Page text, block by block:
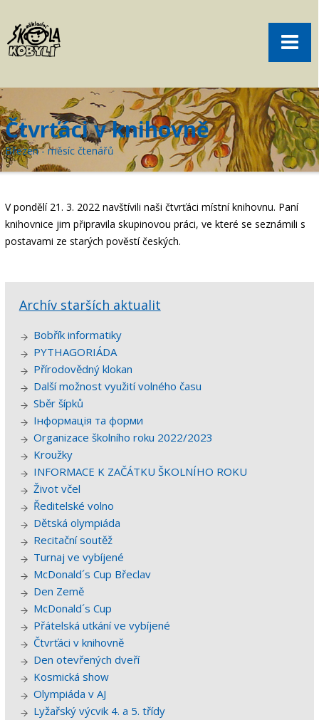
Aktuality
Volný čas
Kontakt
žákovská knížka
objednání obědů
Menu
Čtvrťáci v knihovně
Březen - měsíc čtenářů
V pondělí 21. 3. 2022 navštívili naši čtvrťáci místní knihovnu. Paní
knihovnice jim připravila skupinovou práci, ve které se seznámili s
postavami ze starých pověstí českých.
Archív starších aktualit
Bobřík informatiky
PYTHAGORIÁDA
Přírodovědný klokan
Další možnost využití volného času
Sběr šípků
Інформація та форми
Organizace školního roku 2022/2023
Kroužky
INFORMACE K ZAČÁTKU ŠKOLNÍHO ROKU
Život včel
Ředitelské volno
Dětská olympiáda
Recitační soutěž
Turnaj ve vybíjené
McDonald´s Cup Břeclav
Den Země
McDonald´s Cup
Přátelská utkání ve vybíjené
Čtvrťáci v knihovně
Den otevřených dveří
Kosmická show
Olympiáda v AJ
Lyžařský výcvik 4. a 5. třídy